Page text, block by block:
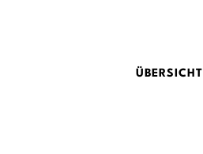
ÜBERSICHT